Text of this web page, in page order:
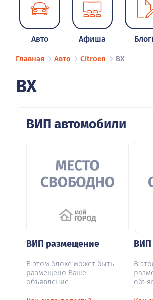
Авто Афиша
Главная Авто Citroen BX
BX
ВИП автомобили
ВИП размещение
В этом блоке может быть
размещено Ваше
объявление
ВИП
В